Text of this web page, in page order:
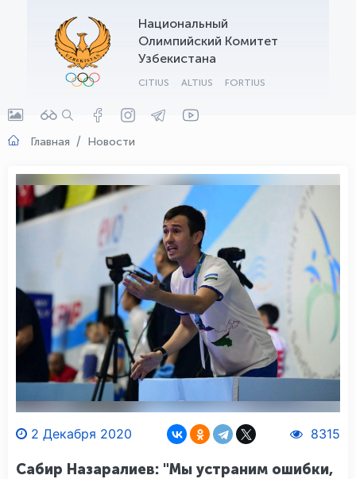
Национальный
Олимпийский Комитет
Узбекистана
CITIUS ALTIUS FORTIUS
Главная Новости
2 Декабря 2020 8315
Сабир Назаралиев: "Мы устраним ошибки,
OLYMPCHIK AI - yordamchi
Онлайн · olympic.uz